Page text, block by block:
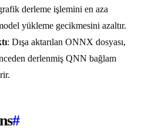
derleme işlemini en aza
yükleme gecikmesini azaltır.
: Dışa aktarılan ONNX dosyası,
derlenmiş QNN bağlam
#